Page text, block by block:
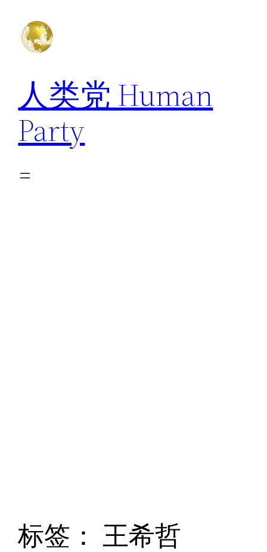
人类党 Human
Party
标签：王希哲